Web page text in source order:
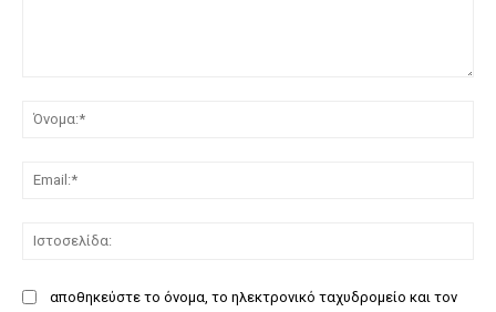
αποθηκεύστε το όνομα, το ηλεκτρονικό ταχυδρομείο και τον